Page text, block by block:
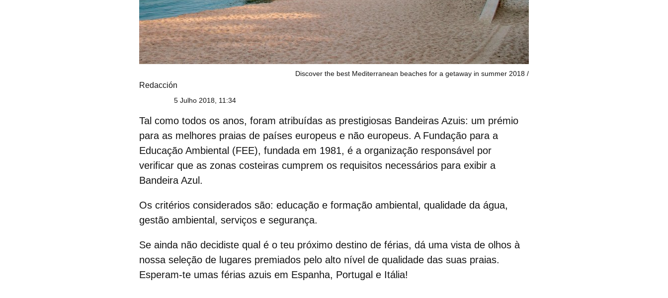
Discover the best Mediterranean beaches for a getaway in summer 2018
Redacción
5 Julho 2018, 11:34
Tal como todos os anos, foram atribuídas as prestigiosas Bandeiras Azuis: um prémio
para as melhores praias de países europeus e não europeus. A Fundação para a
Educação Ambiental (FEE), fundada em 1981, é a organização responsável por
verificar que as zonas costeiras cumprem os requisitos necessários para exibir a
Bandeira Azul.
Os critérios considerados são: educação e formação ambiental, qualidade da água,
gestão ambiental, serviços e segurança.
Se ainda não decidiste qual é o teu próximo destino de férias, dá uma vista de olhos à
nossa seleção de lugares premiados pelo alto nível de qualidade das suas praias.
Esperam-te umas férias azuis em Espanha, Portugal e Itália!